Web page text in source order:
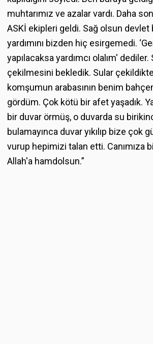
muhtarımız ve azalar vardı. Daha
ASKİ ekipleri geldi. Sağ olsun devlet
yardımını bizden hiç esirgemedi.
yapılacaksa yardımcı olalım' dediler.
çekilmesini bekledik. Sular
komşumun arabasının benim
gördüm. Çok kötü bir afet yaşadık.
bir duvar örmüş, o duvarda su
bulamayınca duvar yıkılıp bize çok
vurup hepimizi talan etti. Canımıza
Allah'a hamdolsun.”